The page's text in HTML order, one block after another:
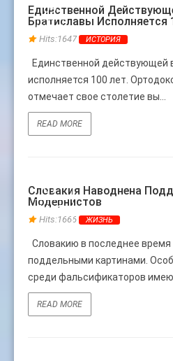
Единственной
Братиславы Исполняется
Hits:1647 ИСТОРИЯ
Единственной действующей
исполняется 100 лет.
отмечает свое столетие вы...
09
ИЮЛЬ
READ MORE
Словакия Наводнена
Модернистов
Hits:1666 ЖИЗНЬ
Словакию в последнее время
поддельными картинами.
среди фальсификаторов
01
МАЯ
READ MORE